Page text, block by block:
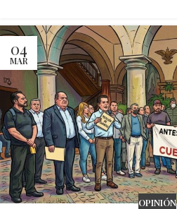
04
MAR
OPINIÓN